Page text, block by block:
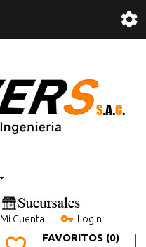
Mi Cuenta Login
FAVORITOS (0)